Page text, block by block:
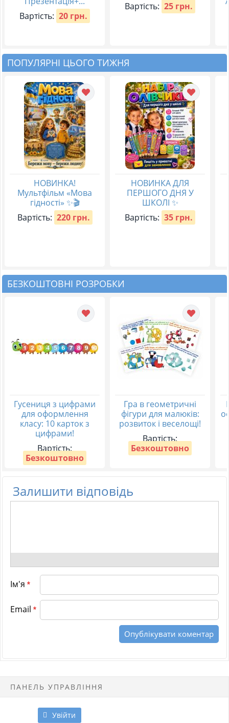
Вартість: 20 грн.
Вартість: 25 грн.
ПОПУЛЯРНІ ЦЬОГО ТИЖНЯ
НОВИНКА!
Мультфільм «Мова
гідності» ✨🎬
Вартість: 220 грн.
НОВИНКА ДЛЯ
ПЕРШОГО ДНЯ У
ШКОЛІ ✨
Вартість: 35 грн.
БЕЗКОШТОВНІ РОЗРОБКИ
Гусениця з цифрами
для оформлення
класу: 10 карток з
цифрами!
Вартість:
Безкоштовно
Гра в геометричні
фігури для малюків:
розвиток і веселощі!
Вартість:
Безкоштовно
Залишити відповідь
Ім'я *
Email *
ПАНЕЛЬ УПРАВЛІННЯ
Увійти